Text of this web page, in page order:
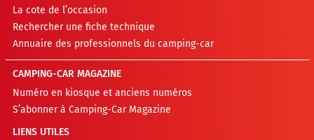
La cote de l’occasion
Rechercher une fiche technique
Annuaire des professionnels du camping-car
CAMPING-CAR MAGAZINE
Numéro en kiosque et anciens numéros
S’abonner à Camping-Car Magazine
LIENS UTILES